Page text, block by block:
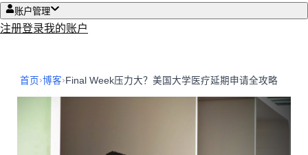
账户管理
注册登录我的账户
首页 ›博客› Final Week压力大？美国大学医疗延期申请全攻略